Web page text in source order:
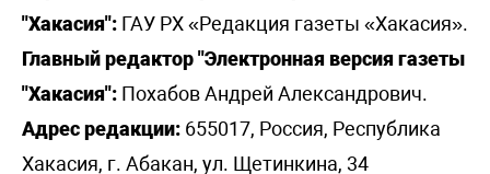
"Хакасия": ГАУ РХ «Редакция газеты «Хакасия».
Главный редактор "Электронная версия газеты
"Хакасия": Похабов Андрей Александрович.
Адрес редакции: 655017, Россия, Республика
Хакасия, г. Абакан, ул. Щетинкина, 34